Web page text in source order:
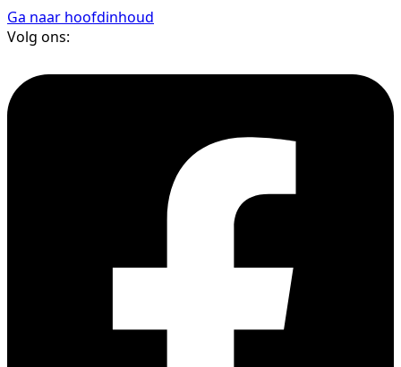
Ga naar hoofdinhoud
Volg ons: